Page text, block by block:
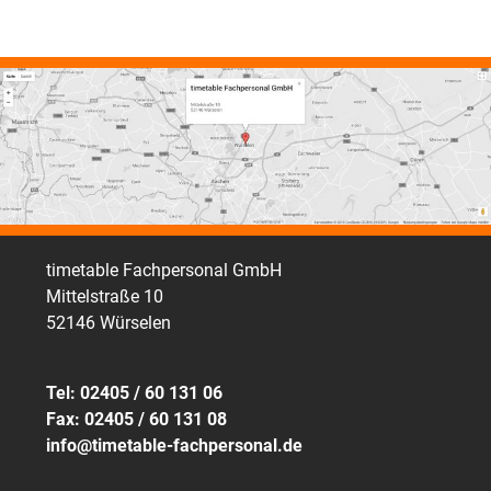
timetable Fachpersonal GmbH
Mittelstraße 10
52146 Würselen
Tel: 02405 / 60 131 06
Fax: 02405 / 60 131 08
info@timetable-fachpersonal.de